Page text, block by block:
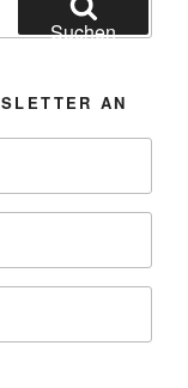
Suchen
AN